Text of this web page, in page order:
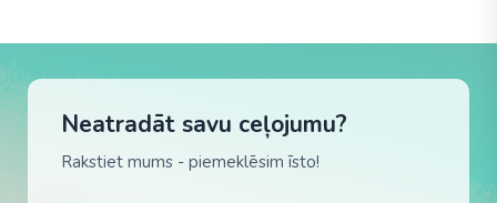
Neatradāt savu ceļojumu?
Rakstiet mums - piemeklēsim īsto!